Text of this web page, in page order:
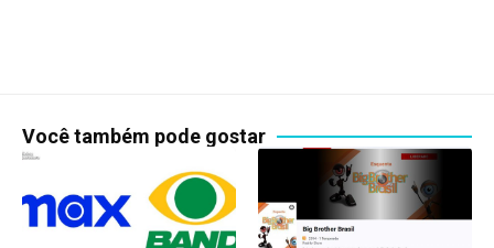
Você também pode gostar